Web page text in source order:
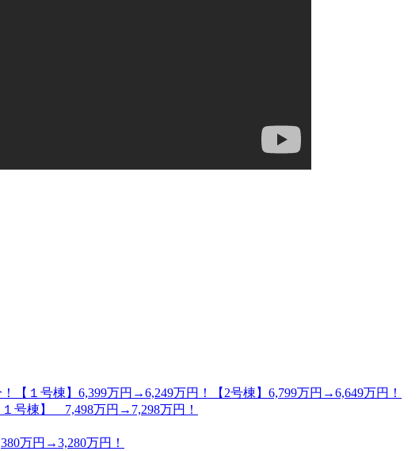
１号棟】6,399万円→6,249万円！【2号棟】6,799万円→6,649万円！
号棟】 7,498万円→7,298万円！
万円→3,280万円！